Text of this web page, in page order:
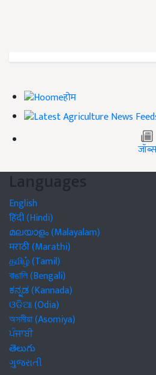
होम
जॉब्स
Languages
English
हिंदी (Hindi)
മലയാളം (Malayalam)
मराठी (Marathi)
தமிழ் (Tamil)
বাঙালি (Bengali)
ಕನ್ನಡ (Kannada)
ଓଡିଆ (Odia)
অসমীয়া (Asomiya)
ਪੰਜਾਬੀ
తెలుగు
ગુજરાતી